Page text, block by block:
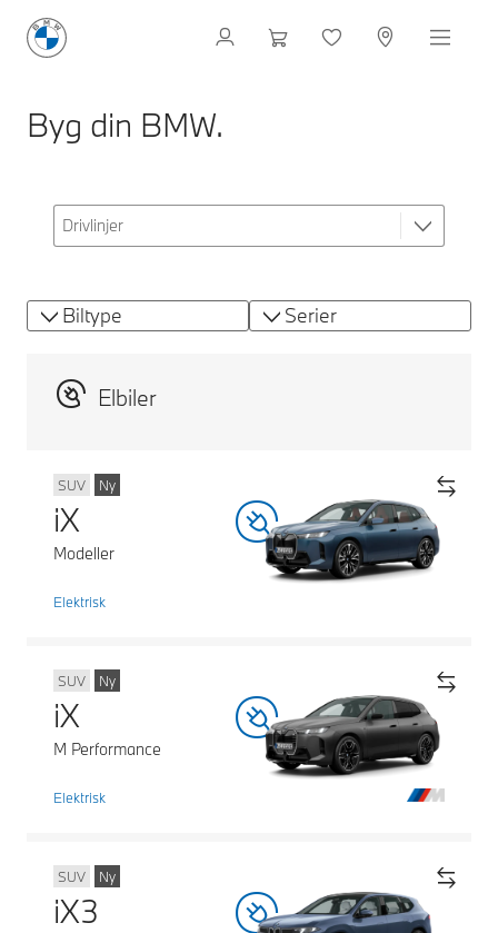
Byg din BMW.
Biltype Serier
Elbiler
SUV Ny
iX
Modeller
Elektrisk
SUV Ny
iX
M Performance
Elektrisk
SUV Ny
iX3